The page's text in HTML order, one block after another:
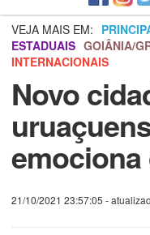
VEJA MAIS EM:
ESTADUAIS GOIÂNIA/
INTERNACIONAIS
Novo
21/10/2021 23:57:05 -